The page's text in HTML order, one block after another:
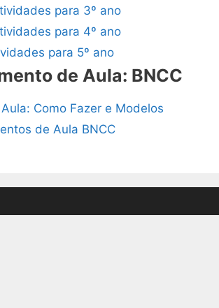
para 3º ano
para 4º ano
para 5º ano
de Aula: BNCC
Como Fazer e Modelos
de Aula BNCC